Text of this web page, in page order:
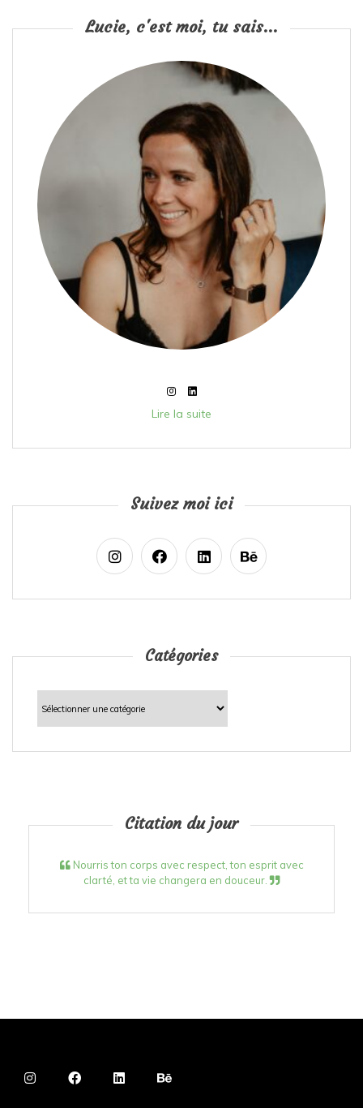
Lucie, c'est moi, tu sais...
Lire la suite
Suivez moi ici
Catégories
Catégories
Citation du jour
Nourris ton corps avec respect, ton esprit avec
clarté, et ta vie changera en douceur.